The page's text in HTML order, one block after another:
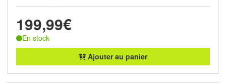
199,99€
En stock
Ajouter au panier